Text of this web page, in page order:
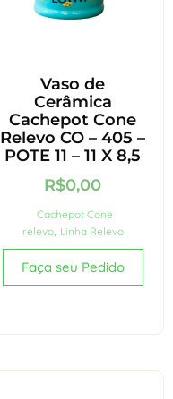
Vaso de
Cerâmica
Cachepot Cone
Relevo CO – 405 –
POTE 11 – 11 X 8,5
R$0,00
Cachepot Cone
relevo, Linha Relevo
Faça seu Pedido